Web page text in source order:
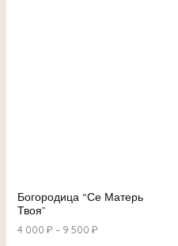
Богородица “Се Матерь
Твоя”
4 000 ₽ – 9 500 ₽